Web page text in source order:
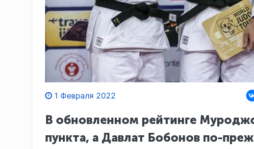
1 Февраля 2022
В обновленном рейтинге
пункта, а Давлат Бобонов по-